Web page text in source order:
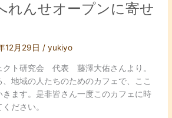
れんせオープンに寄せ
12月29日 /yukiyo
クト研究会 代表 藤澤大佑さんより。
地域の人たちのためのカフェで、ここ
ます。是非皆さん一度このカフェに時
ださい。